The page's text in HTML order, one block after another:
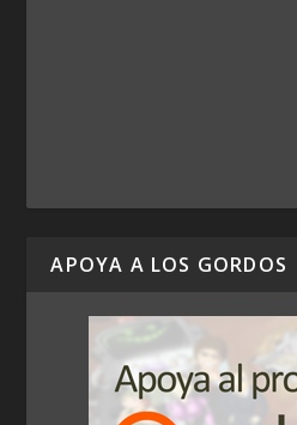
APOYA A LOS GORDOS